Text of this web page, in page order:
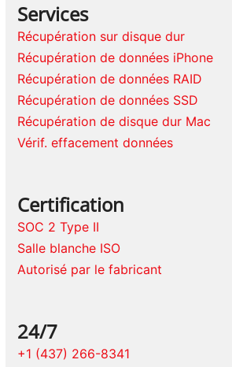
Services
Récupération sur disque dur
Récupération de données iPhone
Récupération de données RAID
Récupération de données SSD
Récupération de disque dur Mac
Vérif. effacement données
Certification
SOC 2 Type II
Salle blanche ISO
Autorisé par le fabricant
24/7
+1 (437) 266-8341